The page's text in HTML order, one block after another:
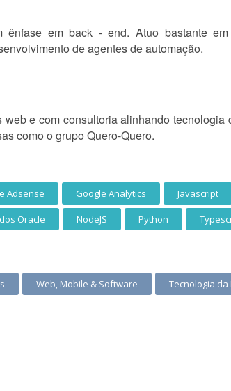
em back - end. Atuo bastante
de agentes de automação.
e com consultoria alinhando tecnologia
como o grupo Quero-Quero.
Adsense Google Analytics Javascript
Oracle NodeJS Python
Web, Mobile & Software Tecnologia